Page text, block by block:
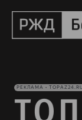
РЕКЛАМА • TOPAZ24.RU